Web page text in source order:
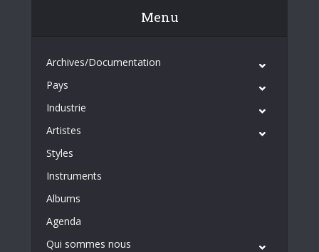
Menu
Archives/Documentation
Pays
Industrie
Artistes
Styles
Instruments
Albums
Agenda
Qui sommes nous